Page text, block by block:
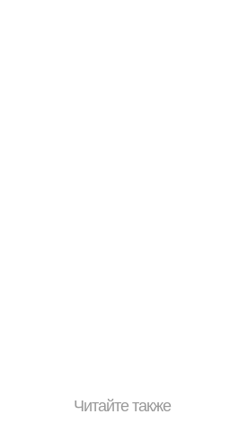
Читайте также